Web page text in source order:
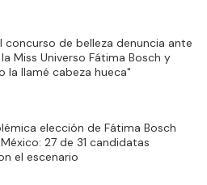
concurso de belleza denuncia ante
Miss Universo Fátima Bosch y
la llamé cabeza hueca"
elección de Fátima Bosch
27 de 31 candidatas
el escenario